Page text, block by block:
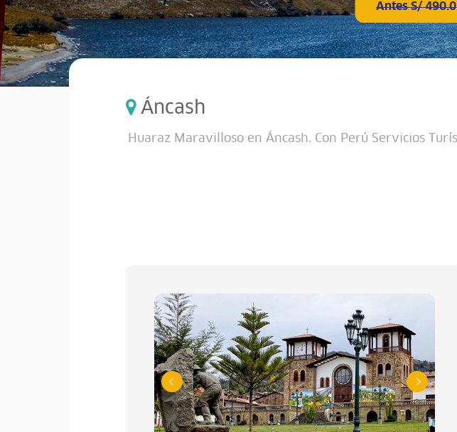
Antes S/ 490.0
Áncash
Huaraz Maravilloso en Áncash. Con Perú Servicios